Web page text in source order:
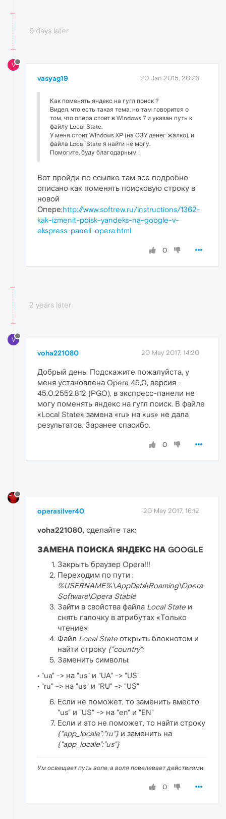
9 days later
V
vasyag19 20 Jan 2015, 20:26
Как поменять яндекс на гугл поиск ?
Видел, что есть такая тема, но там говорится о
том, что опера стоит в Windows 7 и указан путь к
файлу Local State.
У меня стоит Windows XP (на ОЗУ денег жалко), и
файла Local State я найти не могу.
Помогите, буду благодарным !
Вот пройди по ссылке там все подробно
описано как поменять поисковую строку в
новой
Опере:http://www.softrew.ru/instructions/1362-
kak-izmenit-poisk-yandeks-na-google-v-
ekspress-paneli-opera.html
0
2 years later
V
voha221080 20 May 2017, 14:20
Добрый день. Подскажите пожалуйста, у
меня установлена Opera 45,0, версия -
45.0.2552.812 (PGO), в экспресс-панели не
могу поменять яндекс на гугл поиск. В файле
«Local State» замена «ru» на «us» не дала
результатов. Заранее спасибо.
0
operasilver40 20 May 2017, 16:12
voha221080, сделайте так:
ЗАМЕНА ПОИСКА ЯНДЕКС НА GOOGLE
Закрыть браузер Opera!!!
Переходим по пути :
%USERNAME%\AppData\Roaming\Opera
Software\Opera Stable
Зайти в свойства файла Local State и
снять галочку в атрибутах «Только
чтение»
Файл Local State открыть блокнотом и
найти строку {"country":
Заменить символы:
• "ua" -> на "us" и "UA" -> "US"
• "ru" -> на "us" и "RU" -> "US"
Если не поможет, то заменить вместо
"us" и "US" -> на "en" и "EN"
Если и это не поможет, то найти строку
{"app_locale":"ru"} и заменить на
{"app_locale":"us"}
Ум освещает путь воле, а воля повелевает действиями.
0